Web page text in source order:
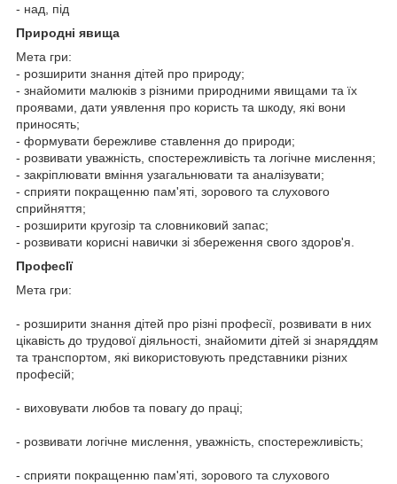
- над, під
Природні явища
Мета гри:
- розширити знання дітей про природу;
- знайомити малюків з різними природними явищами та їх
проявами, дати уявлення про користь та шкоду, які вони
приносять;
- формувати бережливе ставлення до природи;
- розвивати уважність, спостережливість та логічне мислення;
- закріплювати вміння узагальнювати та аналізувати;
- сприяти покращенню пам'яті, зорового та слухового
сприйняття;
- розширити кругозір та словниковий запас;
- розвивати корисні навички зі збереження свого здоров'я.
ПрофесІї
Мета гри:
- розширити знання дітей про різні професії, розвивати в них
цікавість до трудової діяльності, знайомити дітей зі знаряддям
та транспортом, які використовують представники різних
професій;
- виховувати любов та повагу до праці;
- розвивати логічне мислення, уважність, спостережливість;
- сприяти покращенню пам'яті, зорового та слухового